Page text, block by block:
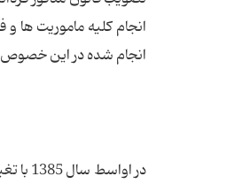
انجام کلیه ماموریت ها و
انجام شده در این خصوص
در